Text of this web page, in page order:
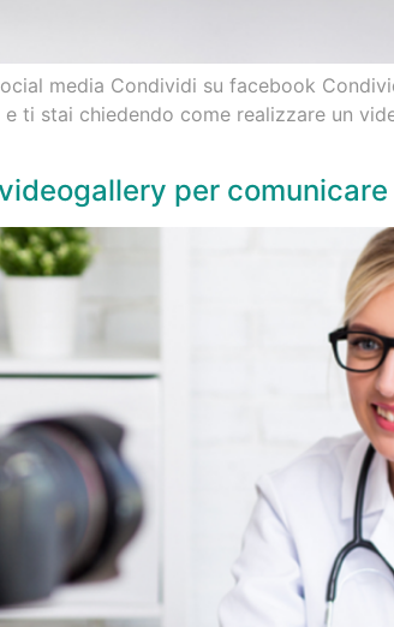
media Condividi su facebook
ti stai chiedendo come realizzare un
per